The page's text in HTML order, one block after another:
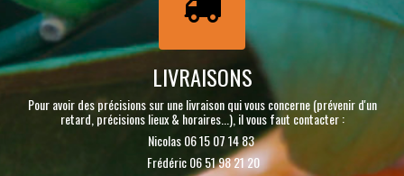
LIVRAISONS
Pour avoir des précisions sur une livraison qui vous concerne (prévenir d'un
retard, précisions lieux & horaires...), il vous faut contacter :
Nicolas 06 15 07 14 83
Frédéric 06 51 98 21 20